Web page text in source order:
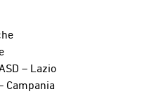
– Lazio
Campania